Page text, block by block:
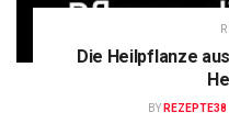
Die Heilpflanze
BY REZEPTE38